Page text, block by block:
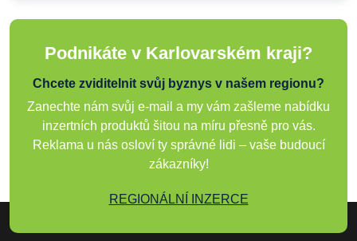
Podnikáte v Karlovarském kraji?
Chcete zviditelnit svůj byznys v našem regionu?
Zanechte nám svůj e-mail a my vám zašleme nabídku
inzertních produktů šitou na míru přesně pro vás.
Reklama u nás osloví ty správné lidi – vaše budoucí
zákazníky!
REGIONÁLNÍ INZERCE